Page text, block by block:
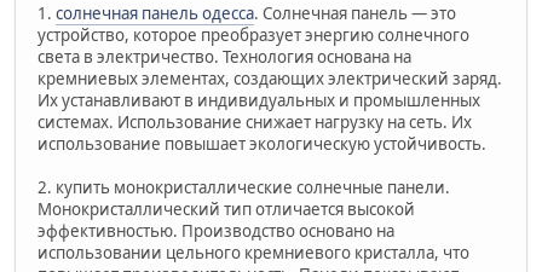
1. солнечная панель одесса. Солнечная панель — это
устройство, которое преобразует энергию солнечного
света в электричество. Технология основана на
кремниевых элементах, создающих электрический заряд.
Их устанавливают в индивидуальных и промышленных
системах. Использование снижает нагрузку на сеть. Их
использование повышает экологическую устойчивость.
2. купить монокристаллические солнечные панели.
Монокристаллический тип отличается высокой
эффективностью. Производство основано на
использовании цельного кремниевого кристалла, что